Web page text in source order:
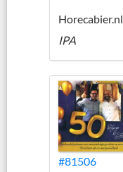
Horecabier.nl
IPA
#81506